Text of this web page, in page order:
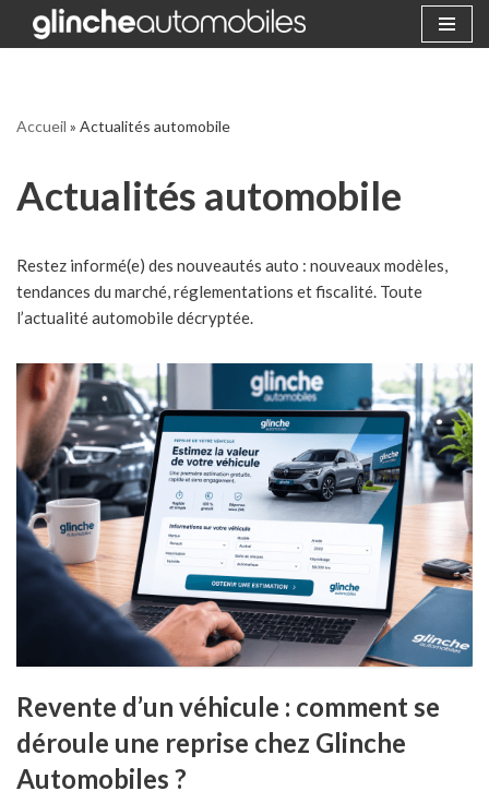
Accueil » Actualités automobile
Actualités automobile
Restez informé(e) des nouveautés auto : nouveaux modèles,
tendances du marché, réglementations et fiscalité. Toute
l’actualité automobile décryptée.
Revente d’un véhicule : comment se
déroule une reprise chez Glinche
Automobiles ?